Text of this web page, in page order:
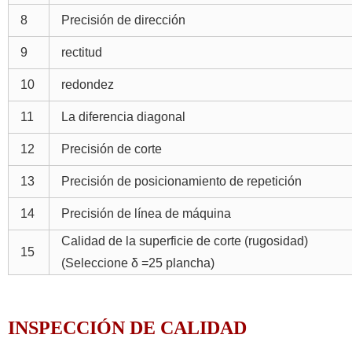
8 Precisión de dirección
9 rectitud
10 redondez
11 La diferencia diagonal
12 Precisión de corte
13 Precisión de posicionamiento de repetición
14 Precisión de línea de máquina
15
Calidad de la superficie de corte (rugosidad)
(Seleccione δ =25 plancha)
INSPECCIÓN DE CALIDAD